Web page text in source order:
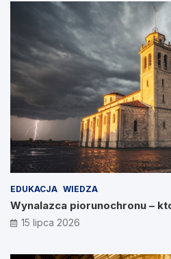
EDUKACJA WIEDZA
Wynalazca piorunochronu –
15 lipca 2026